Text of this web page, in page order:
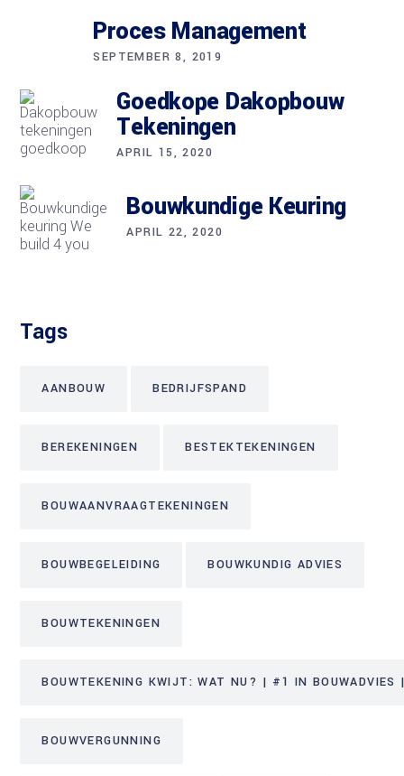
Proces Management
SEPTEMBER 8, 2019
Goedkope Dakopbouw
Tekeningen
APRIL 15, 2020
Bouwkundige Keuring
APRIL 22, 2020
Tags
AANBOUW BEDRIJFSPAND
BEREKENINGEN BESTEKTEKENINGEN
BOUWAANVRAAGTEKENINGEN
BOUWBEGELEIDING BOUWKUNDIG ADVIES
BOUWTEKENINGEN
BOUWTEKENING KWIJT: WAT NU? | #1 IN BOUWADVIES
BOUWVERGUNNING